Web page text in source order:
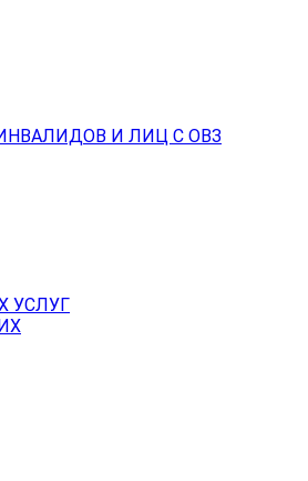
И ЛИЦ С ОВЗ
УСЛУГ